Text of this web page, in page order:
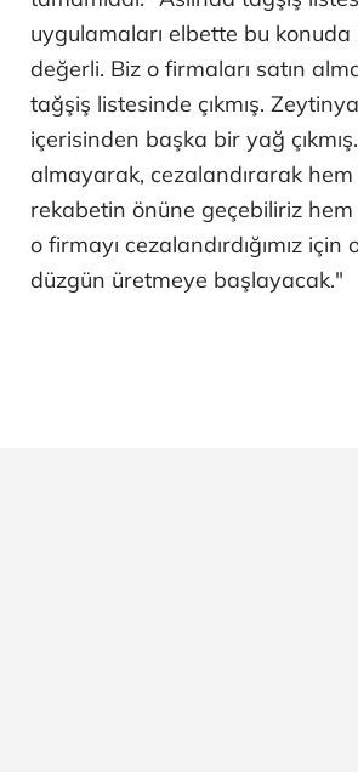
uygulamaları elbette bu
değerli. Biz o firmaları satın
tağşiş listesinde çıkmış.
içerisinden başka bir yağ
almayarak, cezalandırarak hem
rekabetin önüne geçebiliriz hem
o firmayı cezalandırdığımız için
düzgün üretmeye başlayacak."